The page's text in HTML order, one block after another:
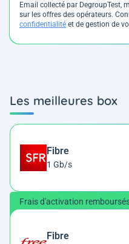
Email collecté par DegroupTest,
sur les offres des opérateurs.
confidentialité et de gestion de
Les meilleures box
Fibre
1 Gb/s
Frais d'activation
Fibre